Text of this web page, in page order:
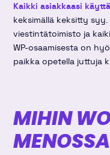
Kaikki asiakkaasi
keksimällä keksitty
viestintätoimisto ja
WP-osaamisesta on
paikka opetella juttuja
MIHIN